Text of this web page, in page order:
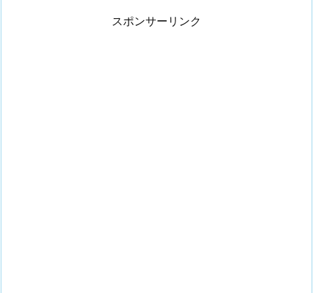
スポンサーリンク